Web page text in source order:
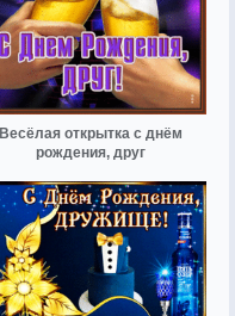
Весёлая открытка с днём
рождения, друг